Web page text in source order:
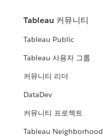
Tableau 커뮤니티
Tableau Public
Tableau 사용자 그룹
커뮤니티 리더
DataDev
커뮤니티 프로젝트
Tableau Neighborhood